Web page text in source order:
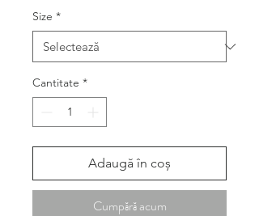
Size *
Cantitate *
Adaugă în coș
Cumpără acum